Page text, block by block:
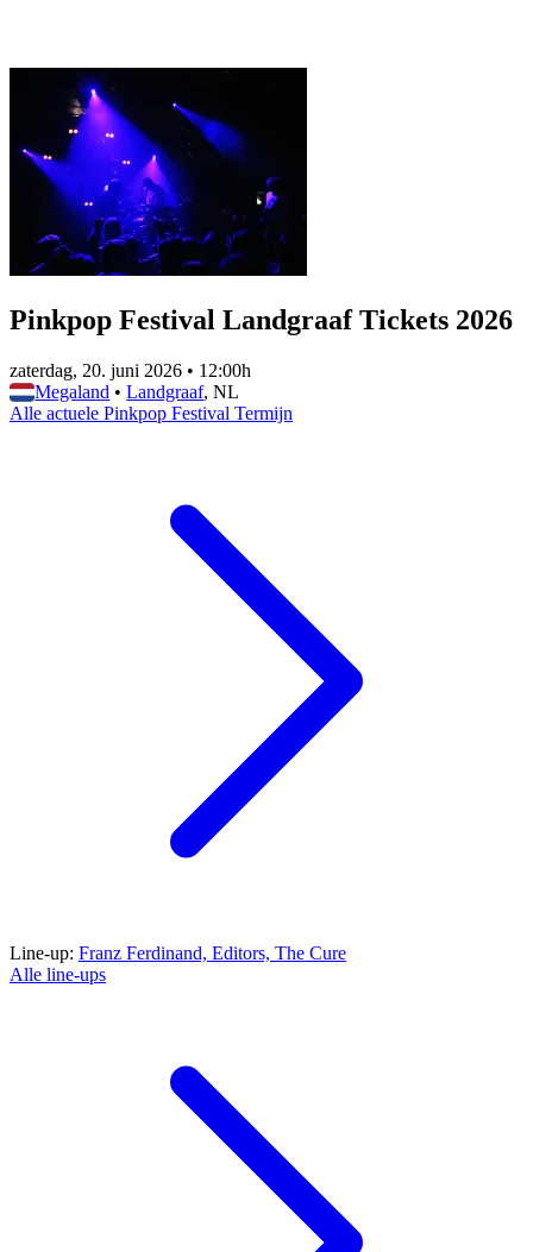
Pinkpop Festival Landgraaf Tickets 2026
zaterdag, 20. juni 2026 • 12:00h
Megaland • Landgraaf, NL
Alle actuele Pinkpop Festival Termijn
Line-up: Franz Ferdinand, Editors, The Cure
Alle line-ups